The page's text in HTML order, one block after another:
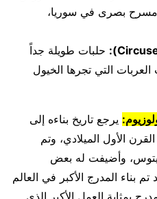
مسرح بصرى في سوريا،
حلبات طويلة جداً
التي تجرها الخيول
يرجع تاريخ بناءه إلى
الأول الميلادي، وتم
80م في عهد تيتوس، وأضيفت له بعض
بناء المدرج الأكبر في العالم
بمثابة العمل الأكبر الذي